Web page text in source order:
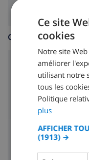
CUISINE
cuisinière à 4 feux
micro ondes
réfrigérateur
lave-vaisselle
Ce site
cookies
Notre site
améliorer
utilisant notre
tous les
Politique
plus
AFFICHER
(1913) →